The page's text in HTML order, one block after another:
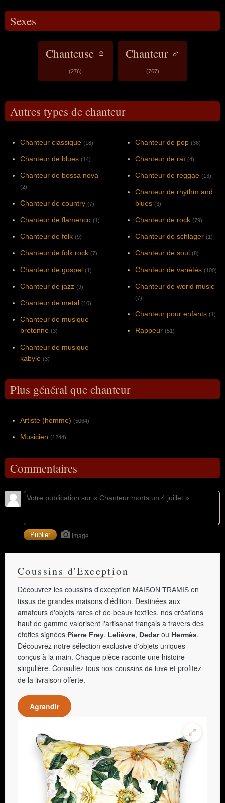
Sexes
Chanteuse ♀
(276)
Chanteur ♂
(767)
Autres types de chanteur
Chanteur classique (18)
Chanteur de blues (14)
Chanteur de bossa nova
(2)
Chanteur de country (7)
Chanteur de flamenco (1)
Chanteur de folk (9)
Chanteur de folk rock (7)
Chanteur de gospel (1)
Chanteur de jazz (9)
Chanteur de metal (10)
Chanteur de musique
bretonne (3)
Chanteur de musique
kabyle (3)
Chanteur de pop (36)
Chanteur de raï (4)
Chanteur de reggae (13)
Chanteur de rhythm and
blues (3)
Chanteur de rock (79)
Chanteur de schlager (1)
Chanteur de soul (8)
Chanteur de variétés (100)
Chanteur de world music
(7)
Chanteur pour enfants (1)
Rappeur (51)
Plus général que chanteur
Artiste (homme) (5064)
Musicien (1244)
Commentaires
Image
Coussins d'Exception
Découvrez les coussins d'exception MAISON TRAMIS en
tissus de grandes maisons d'édition. Destinées aux
amateurs d'objets rares et de beaux textiles, nos créations
haut de gamme valorisent l'artisanat français à travers des
étoffes signées Pierre Frey, Lelièvre, Dedarou Hermès.
Découvrez notre sélection exclusive d'objets uniques
conçus à la main. Chaque pièce raconte une histoire
singulière. Consultez tous nos coussins de luxe et profitez
de la livraison offerte.
Agrandir